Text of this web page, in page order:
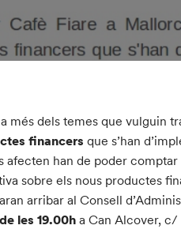
més dels temes que vulguin
financers que s’han
afecten han de poder
sobre els nous productes
arribar al Consell
les 19.00ha Can Alcover, c/